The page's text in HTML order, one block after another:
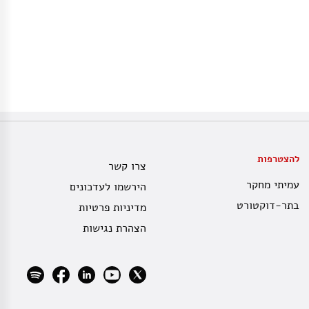
להצטרפות
עמיתי מחקר
בתר-דוקטורט
צרו קשר
הירשמו לעדכונים
מדיניות פרטיות
הצהרת נגישות